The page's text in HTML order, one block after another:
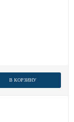
В КОРЗИНУ